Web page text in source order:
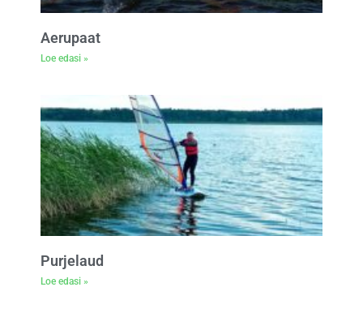
Aerupaat
Loe edasi »
Purjelaud
Loe edasi »